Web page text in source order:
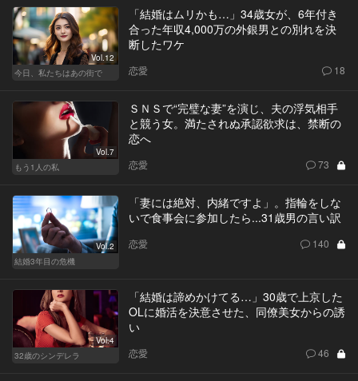
Vol.12
今日、私たちはあの街で
「結婚はムリかも…」34歳女が、6年付き
合った年収4,000万の外銀男との別れを決
断したワケ
恋愛 18
Vol.7
もう1人の私
ＳＮＳで“完璧な妻”を演じ、夫の浮気相手
と競う女。満たされぬ承認欲求は、禁断の
恋へ
恋愛 73
Vol.2
結婚3年目の危機
「妻には絶対、内緒ですよ」。指輪をしな
いで食事会に参加したら...31歳男の言い訳
恋愛 140
Vol.4
32歳のシンデレラ
「結婚は諦めかけてる…」30歳で上京した
OLに婚活を決意させた、同僚美女からの誘
い
恋愛 46